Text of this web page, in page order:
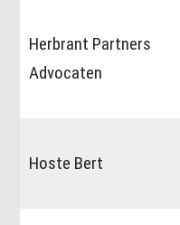
Herbrant Partners
Advocaten
Hoste Bert